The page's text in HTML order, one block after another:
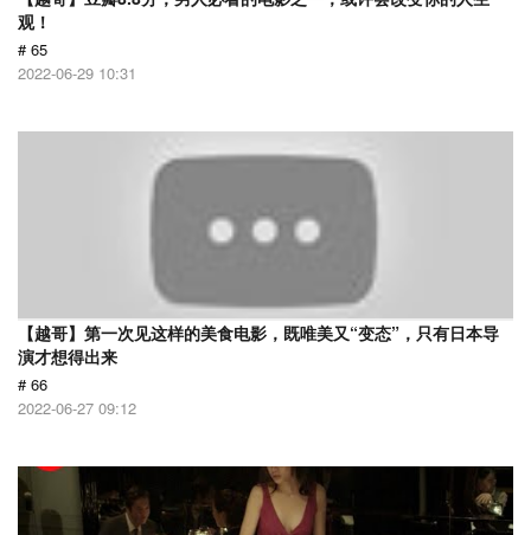
观！
# 65
2022-06-29 10:31
【越哥】第一次见这样的美食电影，既唯美又“变态”，只有日本导
演才想得出来
# 66
2022-06-27 09:12